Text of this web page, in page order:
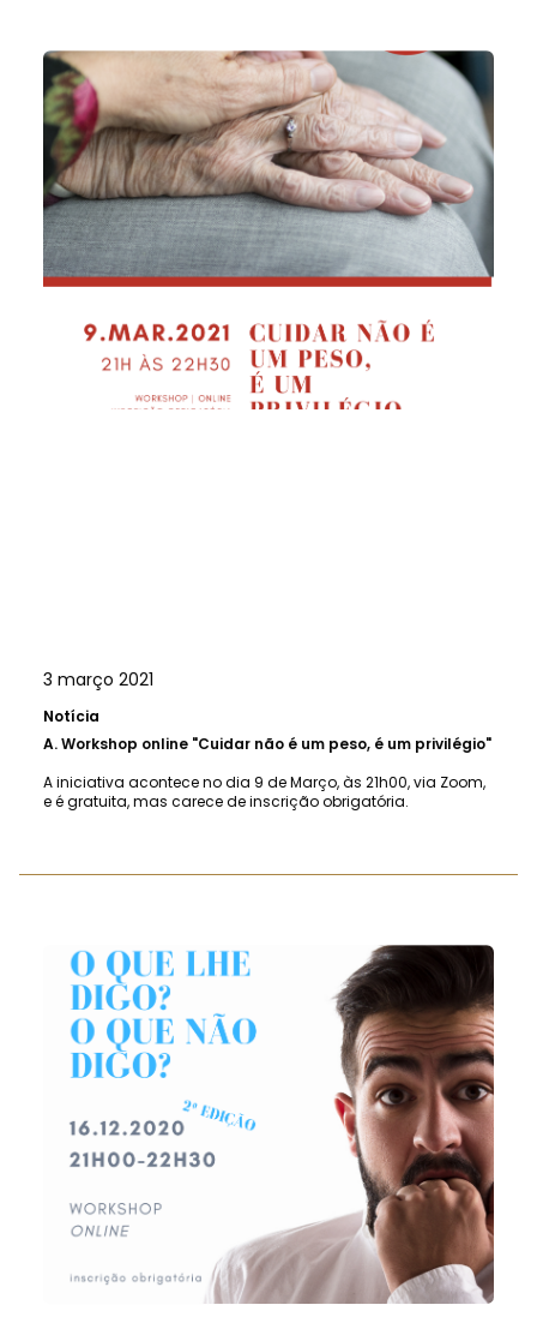
3 março 2021
Notícia
A.Workshop online "Cuidar não é um peso, é um privilégio"
A iniciativa acontece no dia 9 de Março, às 21h00, via Zoom,
e é gratuita, mas carece de inscrição obrigatória.